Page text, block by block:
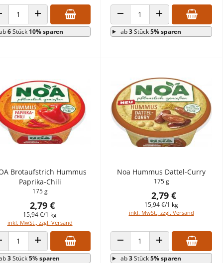
VERRINGERN
ANZAHL ERHÖHEN
6Stück 10% sparen
ANZAHL VERRINGERNANZAHL ERHÖHEN
ab3Stück5% sparen
Brotaufstrich Hummus
Paprika-Chili
175 g
2,79 €
15,94 €/1 kg
inkl. MwSt., zzgl. Versand
VERRINGERN
ANZAHL ERHÖHEN
3Stück5% sparen
Noa Hummus Dattel-Curry
175 g
2,79 €
15,94 €/1 kg
inkl. MwSt., zzgl. Versand
ANZAHL VERRINGERNANZAHL ERHÖHEN
ab3Stück5% sparen